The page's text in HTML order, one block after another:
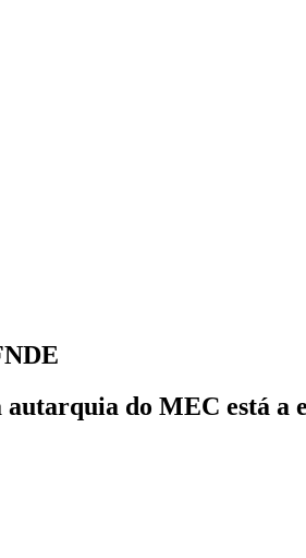
do MEC está a